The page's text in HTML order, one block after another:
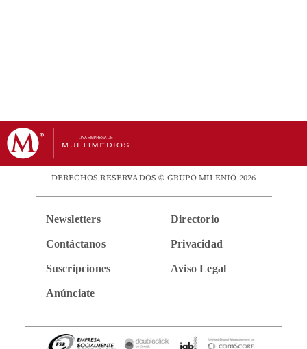
DERECHOS RESERVADOS © GRUPO MILENIO 2026
Newsletters
Contáctanos
Suscripciones
Anúnciate
Directorio
Privacidad
Aviso Legal